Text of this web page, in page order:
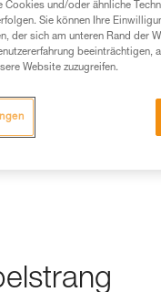
ob Sie in der
durchführen.
Techniken.
werden.
für das Modell
Cookies und/oder ähnliche
Sie können Ihre
der sich am unteren Rand der
beeinträchtigen,
Website zuzugreifen.